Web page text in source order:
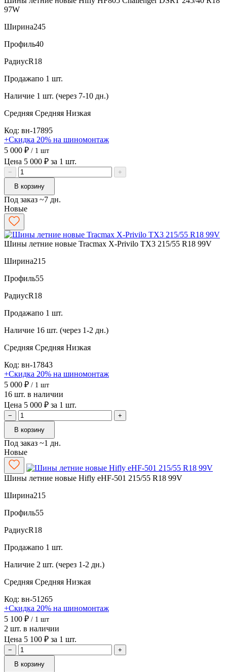
97W
Ширина245
Профиль40
РадиусR18
Продажапо 1 шт.
Наличие 1 шт. (через 7-10 дн.)
Средняя Средняя Низкая
Код: вн-17895
+Скидка 20% на шиномонтаж
5 000 ₽ / 1 шт
Цена 5 000 ₽ за 1 шт.
−
+
В корзину
Под заказ ~7 дн.
Новые
Шины летние новые Tracmax X-Privilo TX3 215/55 R18 99V
Ширина215
Профиль55
РадиусR18
Продажапо 1 шт.
Наличие 16 шт. (через 1-2 дн.)
Средняя Средняя Низкая
Код: вн-17843
+Скидка 20% на шиномонтаж
5 000 ₽ / 1 шт
16 шт. в наличии
Цена 5 000 ₽ за 1 шт.
−
+
В корзину
Под заказ ~1 дн.
Новые
Шины летние новые Hifly eHF-501 215/55 R18 99V
Ширина215
Профиль55
РадиусR18
Продажапо 1 шт.
Наличие 2 шт. (через 1-2 дн.)
Средняя Средняя Низкая
Код: вн-51265
+Скидка 20% на шиномонтаж
5 100 ₽ / 1 шт
2 шт. в наличии
Цена 5 100 ₽ за 1 шт.
−
+
В корзину